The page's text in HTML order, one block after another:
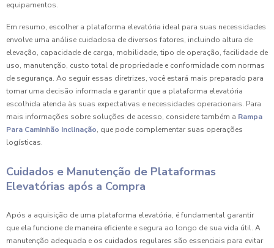
equipamentos.
Em resumo, escolher a plataforma elevatória ideal para suas necessidades
envolve uma análise cuidadosa de diversos fatores, incluindo altura de
elevação, capacidade de carga, mobilidade, tipo de operação, facilidade de
uso, manutenção, custo total de propriedade e conformidade com normas
de segurança. Ao seguir essas diretrizes, você estará mais preparado para
tomar uma decisão informada e garantir que a plataforma elevatória
escolhida atenda às suas expectativas e necessidades operacionais. Para
mais informações sobre soluções de acesso, considere também a Rampa
Para Caminhão Inclinação, que pode complementar suas operações
logísticas.
Cuidados e Manutenção de Plataformas
Elevatórias após a Compra
Após a aquisição de uma plataforma elevatória, é fundamental garantir
que ela funcione de maneira eficiente e segura ao longo de sua vida útil. A
manutenção adequada e os cuidados regulares são essenciais para evitar